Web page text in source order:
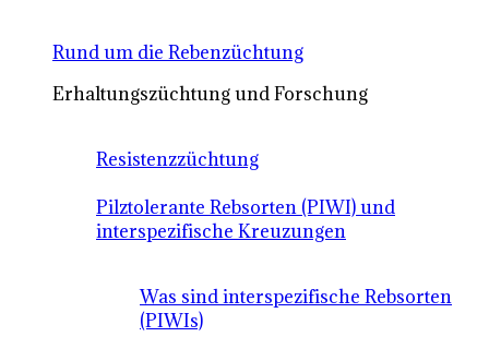
Rund um die Rebenzüchtung
Erhaltungszüchtung und Forschung
Resistenzzüchtung
Pilztolerante Rebsorten (PIWI) und
interspezifische Kreuzungen
Was sind interspezifische Rebsorten
(PIWIs)